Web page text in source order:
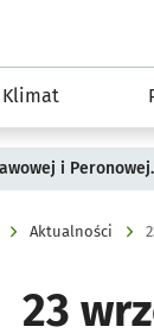
Klimat
i
Aktualności
23